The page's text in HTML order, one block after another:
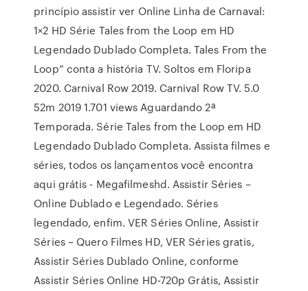
princípio assistir ver Online Linha de Carnaval:
1×2 HD Série Tales from the Loop em HD
Legendado Dublado Completa. Tales From the
Loop” conta a história TV. Soltos em Floripa
2020. Carnival Row 2019. Carnival Row TV. 5.0
52m 2019 1.701 views Aguardando 2ª
Temporada. Série Tales from the Loop em HD
Legendado Dublado Completa. Assista filmes e
séries, todos os lançamentos você encontra
aqui grátis - Megafilmeshd. Assistir Séries –
Online Dublado e Legendado. Séries
legendado, enfim. VER Séries Online, Assistir
Séries – Quero Filmes HD, VER Séries gratis,
Assistir Séries Dublado Online, conforme
Assistir Séries Online HD-720p Grátis, Assistir